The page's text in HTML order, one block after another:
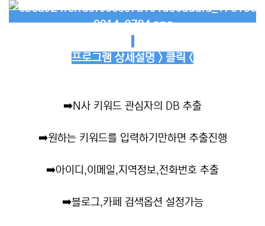
프로그램 상세설명 > 클릭 <
➡️N사 키워드 관심자의 DB 추출
➡️원하는 키워드를 입력하기만하면 추출진행
➡️아이디,이메일,지역정보,전화번호 추출
➡️블로그,카페 검색옵션 설정가능